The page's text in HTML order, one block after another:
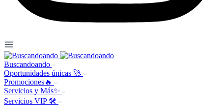
Buscandoando
Oportunidades únicas 🚀
Promociones🔥
Servicios y Más✨
Servicios VIP 🛠️